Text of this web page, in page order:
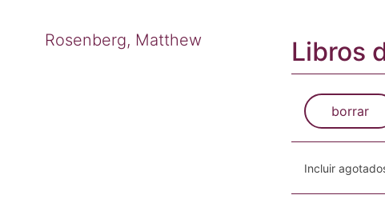
Rosenberg, Matthew Libros
borrar
Incluir